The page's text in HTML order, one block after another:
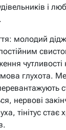
і
молодий
чутливості
глухота.
нервові
тінітус стає